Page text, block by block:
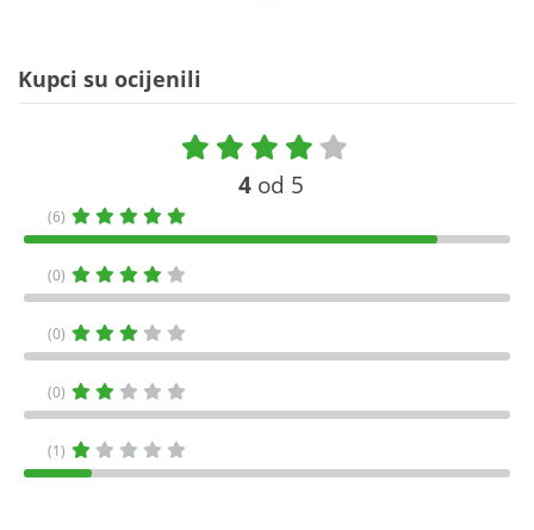
Kupci su ocijenili
4 od 5
(6)
(0)
(0)
(0)
(1)